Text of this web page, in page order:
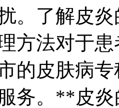
。了解皮
方法对于
的皮肤病
务。**皮